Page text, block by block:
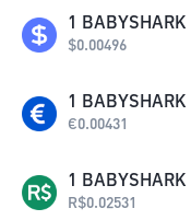
1 BABYSHARK
$0.00496
1 BABYSHARK
€0.00431
1 BABYSHARK
R$0.02531